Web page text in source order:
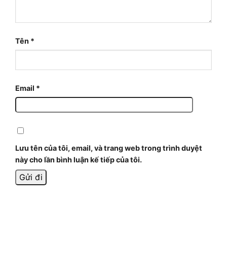
Tên *
Email *
Lưu tên của tôi, email, và trang web trong trình duyệt
này cho lần bình luận kế tiếp của tôi.